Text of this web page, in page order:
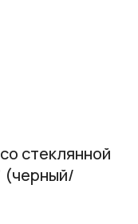
стеклянной
(черный/